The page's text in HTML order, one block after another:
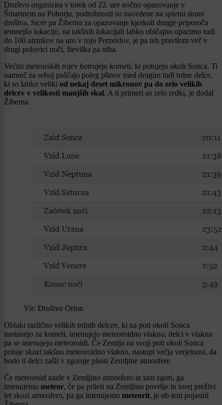
Društvo organizira v torek od 22. ure nočno opazovanje v
Šmartnem na Pohorju, podrobnosti so navedene na spletni strani
društva. Sicer pa Žiberna za opazovanje kjerkoli drugje priporoča
temnejšo lokacijo, na takšnih lokacijah lahko običajno opazimo tudi
do 100 utrinkov na uro v roju Perzeidov, je pa teh pravilom več v
drugi polovici noči, številka pa niha.
Večini meteorskih rojev botrujejo kometi, ki potujejo okoli Sonca. Ti
namreč za seboj puščajo poleg plinov med drugim tudi trdne delce,
ki so lahko veliki od nekaj deset mikronov pa do zelo velikih
delcev v velikosti manjših skal. A ti primeri so zelo redki, je dodal
Žiberna.
Vir: Društvo Orion
Oblaki različno velikih trdnih delcev, ki na poti okoli Sonca
nastanejo za kometi, imenujejo meteoroidno vlakno, delci v vlaknu
pa se imenujejo meteoroidi. Če Zemlja na svoji poti okoli Sonca
potuje skozi takšno meteoroidno vlakno, nastopi večja verjetnost, da
bodo ti delci zašli v zgornje plasti Zemljine atmosfere.
Če meteoroid zaide v Zemljino atmosfero in tam zgori, ga
imenujemo meteor, če pa prileti na Zemljino površje in torej preživi
let skozi atmosfero, pa ga imenujemo meteorit, je ob tem pojasnil